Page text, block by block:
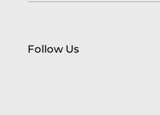
Follow Us